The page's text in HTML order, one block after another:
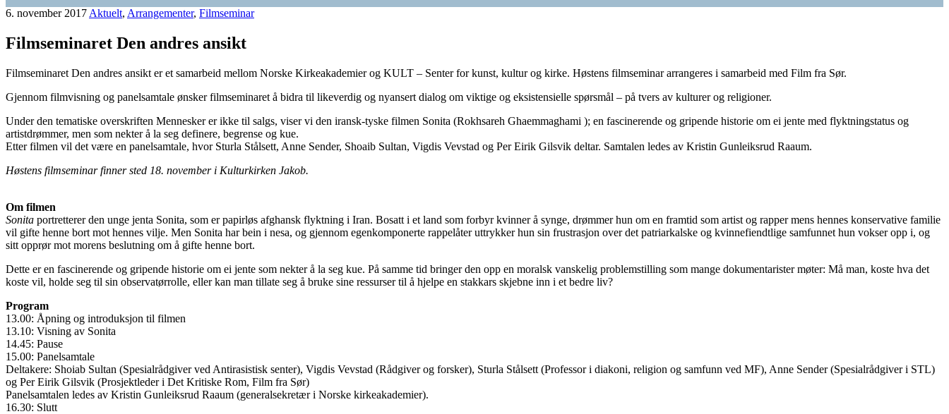
6. november 2017 Aktuelt, Arrangementer, Filmseminar
Filmseminaret Den andres ansikt
Filmseminaret Den andres ansikt er et samarbeid mellom Norske Kirkeakademier og KULT – Senter for kunst, kultur og kirke. Høstens filmseminar arrangeres i samarbeid med Film fra Sør.
Gjennom filmvisning og panelsamtale ønsker filmseminaret å bidra til likeverdig og nyansert dialog om viktige og eksistensielle spørsmål – på tvers av kulturer og religioner.
Under den tematiske overskriften Mennesker er ikke til salgs, viser vi den iransk-tyske filmen Sonita (Rokhsareh Ghaemmaghami ); en fascinerende og gripende historie om ei jente med flyktningstatus og
artistdrømmer, men som nekter å la seg definere, begrense og kue.
Etter filmen vil det være en panelsamtale, hvor Sturla Stålsett, Anne Sender, Shoaib Sultan, Vigdis Vevstad og Per Eirik Gilsvik deltar. Samtalen ledes av Kristin Gunleiksrud Raaum.
Høstens filmseminar finner sted 18. november i Kulturkirken Jakob.
Om filmen
Sonita portretterer den unge jenta Sonita, som er papirløs afghansk flyktning i Iran. Bosatt i et land som forbyr kvinner å synge, drømmer hun om en framtid som artist og rapper mens hennes konservative familie
vil gifte henne bort mot hennes vilje. Men Sonita har bein i nesa, og gjennom egenkomponerte rappelåter uttrykker hun sin frustrasjon over det patriarkalske og kvinnefiendtlige samfunnet hun vokser opp i, og
sitt opprør mot morens beslutning om å gifte henne bort.
Dette er en fascinerende og gripende historie om ei jente som nekter å la seg kue. På samme tid bringer den opp en moralsk vanskelig problemstilling som mange dokumentarister møter: Må man, koste hva det
koste vil, holde seg til sin observatørrolle, eller kan man tillate seg å bruke sine ressurser til å hjelpe en stakkars skjebne inn i et bedre liv?
Program
13.00: Åpning og introduksjon til filmen
13.10: Visning av Sonita
14.45: Pause
15.00: Panelsamtale
Deltakere: Shoiab Sultan (Spesialrådgiver ved Antirasistisk senter), Vigdis Vevstad (Rådgiver og forsker), Sturla Stålsett (Professor i diakoni, religion og samfunn ved MF), Anne Sender (Spesialrådgiver i STL)
og Per Eirik Gilsvik (Prosjektleder i Det Kritiske Rom, Film fra Sør)
Panelsamtalen ledes av Kristin Gunleiksrud Raaum (generalsekretær i Norske kirkeakademier).
16.30: Slutt